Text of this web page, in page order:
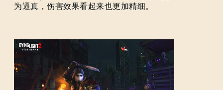
为逼真，伤害效果看起来也更加精细。
登录